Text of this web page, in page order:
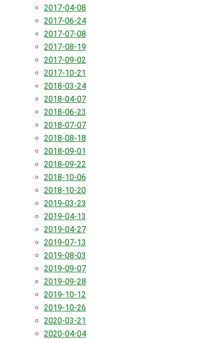
2017-04-08
2017-06-24
2017-07-08
2017-08-19
2017-09-02
2017-10-21
2018-03-24
2018-04-07
2018-06-23
2018-07-07
2018-08-18
2018-09-01
2018-09-22
2018-10-06
2018-10-20
2019-03-23
2019-04-13
2019-04-27
2019-07-13
2019-08-03
2019-09-07
2019-09-28
2019-10-12
2019-10-26
2020-03-21
2020-04-04